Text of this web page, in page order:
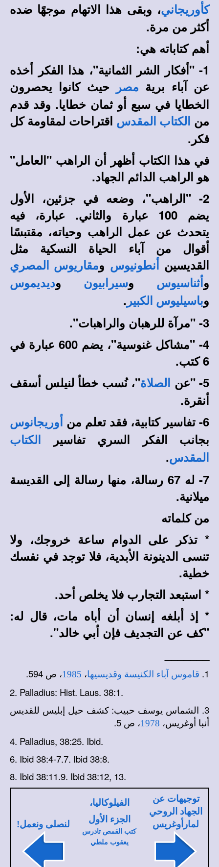
كأوريجاني، وبقى هذا الاتهام موجهًا ضده
أكثر من مرة.
أهم كتاباته هي:
1- "أفكار الشر الثمانية"، هذا الفكر أخذه
عن آباء برية مصر
حيث كانوا يحصرون
الخطايا في سبع أو ثمان خطايا. وقد قدم
من
الكتاب المقدس اقتراحات لمقاومة كل
فكر.
في هذا الكتاب أظهر أن الراهب "العامل"
هو الراهب الدائم الجهاد.
2- "الراهب"، وضعه في جزئين، الأول
يضم 100 عبارة والثاني. عبارة، فيه
يتحدث عن عمل الراهب وحياته، مقتبسًا
أقوال من آباء الحياة النسكية مثل
القديسين أنطونيوس ومقاريوس المصري
و أثناسيوس وسيرابيون وديديموس
وباسيليوس الكبير .
3- "مرآة للرهبان والراهبات".
4- "مشاكل غنوسية"، يضم 600 عبارة في
6 كتب.
5- "عن
الصلاة"، نُسب خطأ لنيلس أسقف
أنقرة.
6- تفاسير كتابية، فقد تعلم من
أوريجانوس
بجانب الفكر السري تفاسير
الكتاب
المقدس.
7- له 67 رسالة، منها رسالة إلى القديسة
ميلانية.
من كلماته
* تذكر على الدوام ساعة خروجك، ولا
تنسى الدينونة الأبدية، فلا توجد في نفسك
خطية.
* استبعد التجارب فلا يخلص أحد.
* إذ أبلغه إنسان أن أباه مات، قال له:
"كف عن التجديف فإن أبي خالد".
1. قاموس آباء الكنيسة وقديسيها، 1985، ص 594.
2. Palladius: Hist. Laus. 38:1.
3. الشماس يوسف حبيب: كشف حيل إبليس للقديس
أنبا أوغريس، 1978، ص 5.
4. Palladius, 38:25. Ibid.
6. Ibid 38:4-7.7. Ibid 38:8.
8. Ibid 38:11.9. Ibid 38:12, 13.
توجيهات عن
الجهاد الروحي
لمارأوغريس
الفيلوكاليا،
الجزء الأول
كتب القمص تادرس
يعقوب ملطي
لنصلى ونعمل!